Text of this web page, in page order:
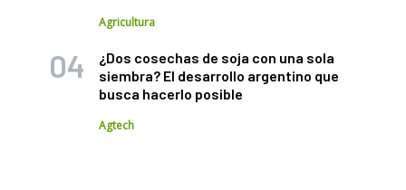
Agricultura
¿Dos cosechas de soja con una sola
siembra? El desarrollo argentino que
busca hacerlo posible
Agtech